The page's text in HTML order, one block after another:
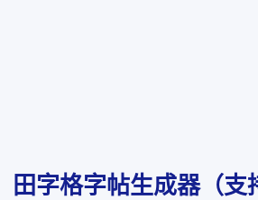
田字格字帖生成器（支